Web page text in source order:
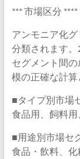
*** 市場区分 ****
アンモニア化
分類されます。
セグメント間
模の正確な計算
■タイプ別市場
食品用、飼料
■用途別市場セ
食品・飲料、